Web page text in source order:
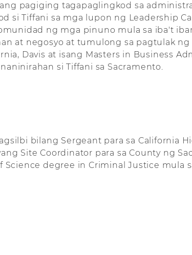
pagiging tagapaglingkod sa
si Tiffani sa mga lupon ng Leadership
ng mga pinuno mula sa iba't
at negosyo at tumulong sa pagtulak
Davis at isang Masters in Business
si Tiffani sa Sacramento.
bilang Sergeant para sa California
Site Coordinator para sa County ng
degree in Criminal Justice mula